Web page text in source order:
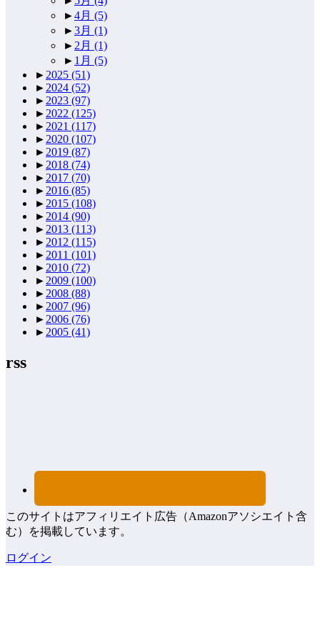
►4月 (5)
►3月 (1)
► 2月 (1)
► 1月 (5)
► 2025 (51)
► 2024 (52)
► 2023 (97)
► 2022 (125)
► 2021 (117)
► 2020 (107)
► 2019 (87)
► 2018 (74)
► 2017 (70)
► 2016 (85)
► 2015 (108)
► 2014 (90)
► 2013 (113)
► 2012 (115)
► 2011 (101)
► 2010 (72)
► 2009 (100)
► 2008 (88)
► 2007 (96)
► 2006 (76)
► 2005 (41)
rss
このサイトはアフィリエイト広告（Amazonアソシエイト含
む）を掲載しています。
ログイン